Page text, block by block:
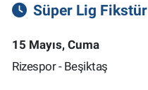
Süper Lig Fikstür
15 Mayıs, Cuma
Rizespor - Beşiktaş